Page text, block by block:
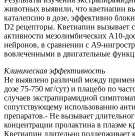
животных выявили, что кветиапин
каталепсию в дозе, эффективно
D2 рецепторы. Кветиапин вызывает
активности мезолимбических А10-
нейронов, в сравнении с А9-
вовлеченными в двигательные
Клиническая эффективность
Не выявлено различий между
дозе 75-750 мг/сут) и плацебо по
случаев экстрапирамидной
сопутствующему использованию
препаратов.- Не вызывает
концентрации пролактина в плазме
Кветиапин длительно поддерживает